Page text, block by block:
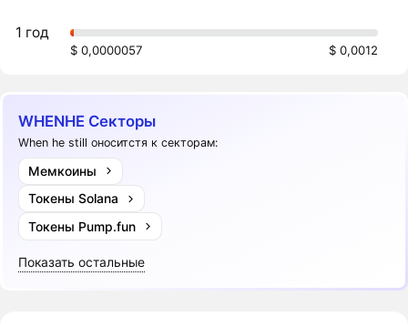
1 год
$ 0,0000057 $ 0,0012
WHENHE Секторы
When he still оноситстя к секторам:
Мемкоины
Токены Solana
Токены Pump.fun
Показать остальные